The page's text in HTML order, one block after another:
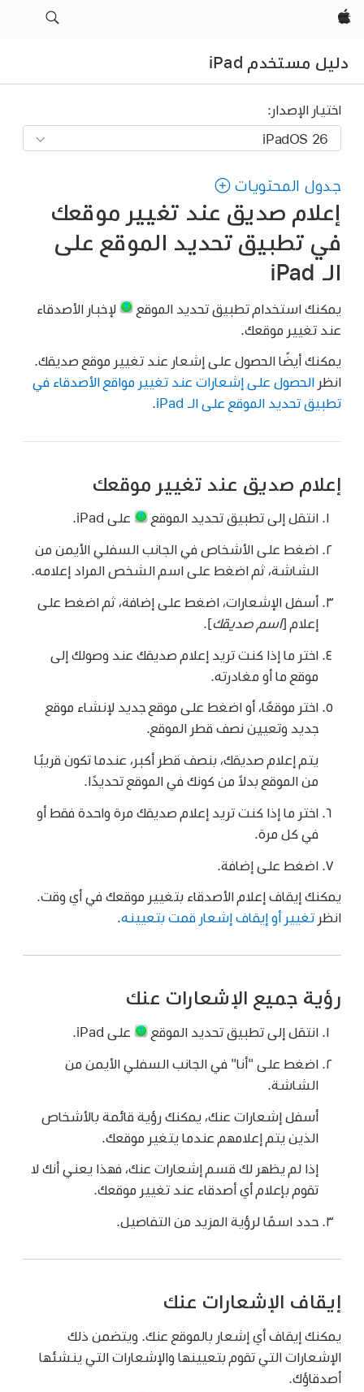
Apple‏
دليل مستخدم iPad
اختيار الإصدار:
جدول المحتويات
إعلام صديق عند تغيير موقعك
في تطبيق تحديد الموقع على
الـ iPad
يمكنك استخدام تطبيق تحديد الموقع
لإخبار الأصدقاء
عند تغيير موقعك.
يمكنك أيضًا الحصول على إشعار عند تغيير موقع صديقك.
انظر الحصول على إشعارات عند تغيير مواقع الأصدقاء في
تطبيق تحديد الموقع على الـ iPad
إعلام صديق عند تغيير موقعك
انتقل إلى تطبيق تحديد الموقع على iPad.
اضغط على الأشخاص في الجانب السفلي الأيمن من
الشاشة، ثم اضغط على اسم الشخص المراد إعلامه.
أسفل الإشعارات، اضغط على إضافة، ثم اضغط على
إعلام [اسم صديقك].
اختر ما إذا كنت تريد إعلام صديقك عند وصولك إلى
موقع ما أو مغادرته.
اختر موقعًا، أو اضغط على موقع جديد لإنشاء موقع
جديد وتعيين نصف قطر الموقع.
يتم إعلام صديقك، بنصف قطر أكبر، عندما تكون قريبًا
من الموقع بدلاً من كونك في الموقع تحديدًا.
اختر ما إذا كنت تريد إعلام صديقك مرة واحدة فقط أو
في كل مرة.
اضغط على إضافة.
يمكنك إيقاف إعلام الأصدقاء بتغيير موقعك في أي وقت.
انظر تغيير أو إيقاف إشعار قمت بتعيينه.
رؤية جميع الإشعارات عنك
انتقل إلى تطبيق تحديد الموقع على iPad.
اضغط على "أنا" في الجانب السفلي الأيمن من
الشاشة.
أسفل إشعارات عنك، يمكنك رؤية قائمة بالأشخاص
الذين يتم إعلامهم عندما يتغير موقعك.
إذا لم يظهر لك قسم إشعارات عنك، فهذا يعني أنك لا
تقوم بإعلام أي أصدقاء عند تغيير موقعك.
حدد اسمًا لرؤية المزيد من التفاصيل.
إيقاف الإشعارات عنك
يمكنك إيقاف أي إشعار بالموقع عنك. ويتضمن ذلك
الإشعارات التي تقوم بتعيينها والإشعارات التي ينشئها
أصدقاؤك.